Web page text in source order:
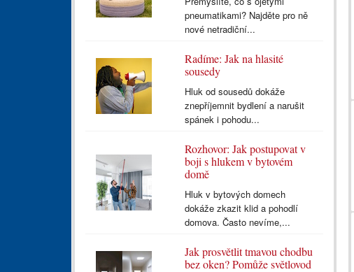
pneumatikami? Najděte pro ně
nové netradiční...
Radíme: Jak na hlasité
sousedy
Hluk od sousedů dokáže
znepříjemnit bydlení a narušit
spánek i pohodu...
Rozhovor: Jak postupovat v
boji s hlukem v bytovém
domě
Hluk v bytových domech
dokáže zkazit klid a pohodlí
domova. Často nevíme,...
Jak prosvětlit tmavou chodbu
bez oken? Pomůže světlovod